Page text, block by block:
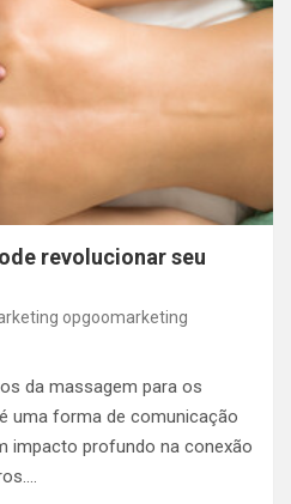
revolucionar seu
opgoomarketing
da massagem para os
uma forma de comunicação
impacto profundo na conexão